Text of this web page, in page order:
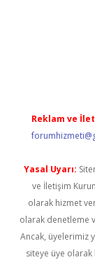
Reklam ve
Yasal Uyarı:
ve İletişim
olarak hizmet
olarak denetleme
Ancak, üyelerimiz
siteye üye